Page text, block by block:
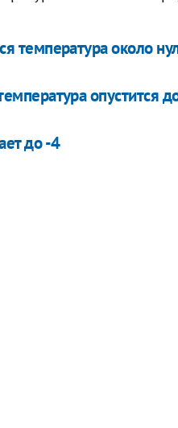
температура около
опустится
до -4